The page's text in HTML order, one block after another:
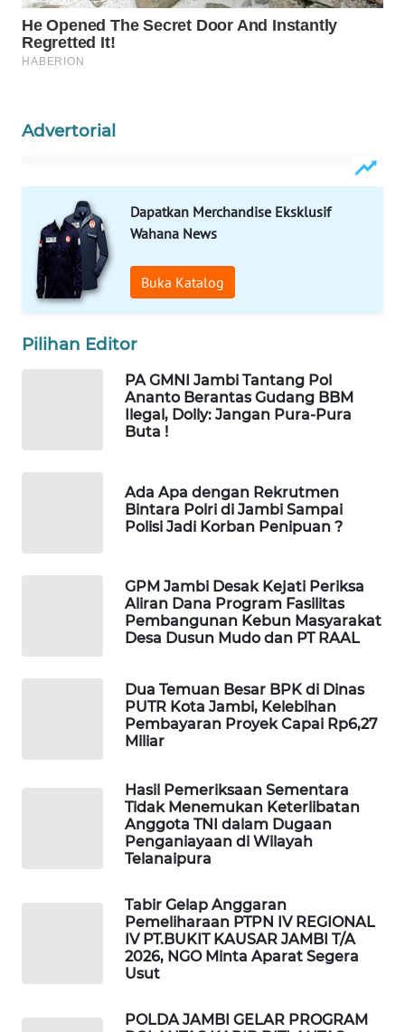
Advertorial
Dapatkan Merchandise Eksklusif
Wahana News
Buka Katalog
Pilihan Editor
PA GMNI Jambi Tantang Pol
Ananto Berantas Gudang BBM
Ilegal, Dolly: Jangan Pura-Pura
Buta !
Ada Apa dengan Rekrutmen
Bintara Polri di Jambi Sampai
Polisi Jadi Korban Penipuan ?
GPM Jambi Desak Kejati Periksa
Aliran Dana Program Fasilitas
Pembangunan Kebun Masyarakat
Desa Dusun Mudo dan PT RAAL
Dua Temuan Besar BPK di Dinas
PUTR Kota Jambi, Kelebihan
Pembayaran Proyek Capai Rp6,27
Miliar
Hasil Pemeriksaan Sementara
Tidak Menemukan Keterlibatan
Anggota TNI dalam Dugaan
Penganiayaan di Wilayah
Telanaipura
Tabir Gelap Anggaran
Pemeliharaan PTPN IV REGIONAL
IV PT.BUKIT KAUSAR JAMBI T/A
2026, NGO Minta Aparat Segera
Usut
POLDA JAMBI GELAR PROGRAM
WAHANA
TRAVEL
ID
WAHANANEWS
CO ID
WAHANANEWS
NET
UMKM
DESA
WAHANA
KONSUMEN